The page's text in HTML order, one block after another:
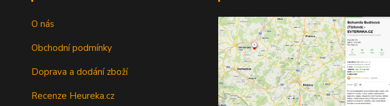
O nás
Obchodní podmínky
Doprava a dodání zboží
Recenze Heureka.cz